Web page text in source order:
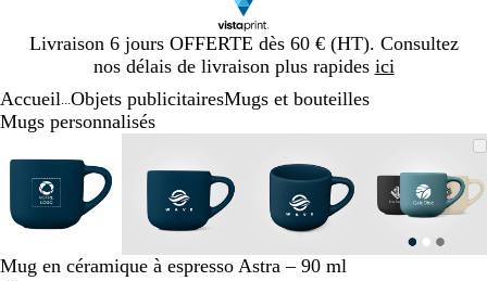
Livraison 6 jours OFFERTE dès 60 € (HT). Consultez
nos délais de livraison plus rapides ici
Diapositive
1
Accueil Objets publicitairesMugs et bouteilles
Mugs personnalisés
zoomable
au
minimum
pour
développer
les
touches
plus
et
moins
zoomable
au
minimum
pour
développer
les
touches
plus
et
moins
zoomable
au
minimum
pour
développer
les
touches
plus
et
moins
Image
Cliquez
Utilisez
touches
plus
et
moins
Mug en céramique à espresso Astra – 90 ml